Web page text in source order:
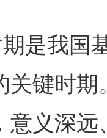
是我国
键时期
意义深